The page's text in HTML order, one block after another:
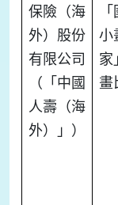
保險（海
外）股份
有限公司
（「中國
人壽（海
外）」）
小
家
畫